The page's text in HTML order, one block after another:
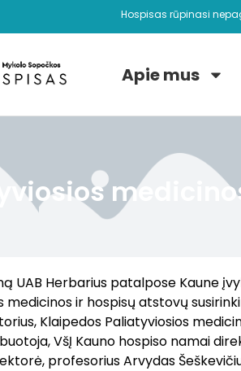
Hospisas rūpinasi
Apie mus
UAB Herbarius patalpose Kaune
medicinos ir hospisų atstovų
Klaipedos Paliatyviosios
VšĮ Kauno hospiso namai
profesorius Arvydas